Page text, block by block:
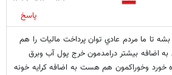
پاسخ
بشه تا ما مردم عادي توان پرداخت ماليات را هم
اضافه بيشتر درامدمون خرج پول آب وبرق
خورد وخوراكمون هم هست به اضافه كرايه خونه